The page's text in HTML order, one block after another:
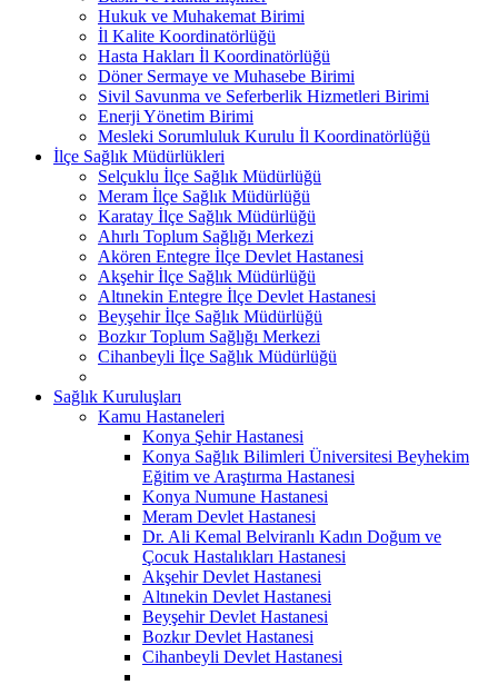
Hukuk ve Muhakemat Birimi
İl Kalite Koordinatörlüğü
Hasta Hakları İl Koordinatörlüğü
Döner Sermaye ve Muhasebe Birimi
Sivil Savunma ve Seferberlik Hizmetleri Birimi
Enerji Yönetim Birimi
Mesleki Sorumluluk Kurulu İl Koordinatörlüğü
İlçe Sağlık Müdürlükleri
Selçuklu İlçe Sağlık Müdürlüğü
Meram İlçe Sağlık Müdürlüğü
Karatay İlçe Sağlık Müdürlüğü
Ahırlı Toplum Sağlığı Merkezi
Akören Entegre İlçe Devlet Hastanesi
Akşehir İlçe Sağlık Müdürlüğü
Altınekin Entegre İlçe Devlet Hastanesi
Beyşehir İlçe Sağlık Müdürlüğü
Bozkır Toplum Sağlığı Merkezi
Cihanbeyli İlçe Sağlık Müdürlüğü
Sağlık Kuruluşları
Kamu Hastaneleri
Konya Şehir Hastanesi
Konya Sağlık Bilimleri Üniversitesi Beyhekim
Eğitim ve Araştırma Hastanesi
Konya Numune Hastanesi
Meram Devlet Hastanesi
Dr. Ali Kemal Belviranlı Kadın Doğum ve
Çocuk Hastalıkları Hastanesi
Akşehir Devlet Hastanesi
Altınekin Devlet Hastanesi
Beyşehir Devlet Hastanesi
Bozkır Devlet Hastanesi
Cihanbeyli Devlet Hastanesi